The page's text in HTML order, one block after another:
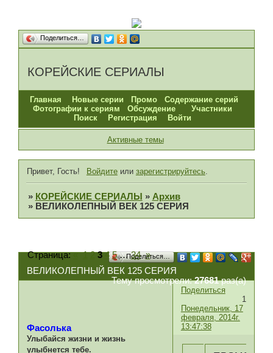
Поделиться…
КОРЕЙСКИЕ СЕРИАЛЫ
Главная Новые серии Промо
Содержание серий
Фотографии к сериям
Обсуждение
Участники
Поиск
Регистрация Войти
Активные темы
Привет, Гость! Войдитеили зарегистрируйтесь.
» КОРЕЙСКИЕ СЕРИАЛЫ » Архив
» ВЕЛИКОЛЕПНЫЙ ВЕК 125 СЕРИЯ
Поделиться…
ВЕЛИКОЛЕПНЫЙ ВЕК 125 СЕРИЯ
Тему просмотрели:27681раз(а)
Страница:« 1 2 3 4 5 … 34 »
Поделиться
1
Понедельник, 17
февраля, 2014г.
13:47:38
Фасолька
Улыбайся жизни и жизнь
улыбнется тебе.